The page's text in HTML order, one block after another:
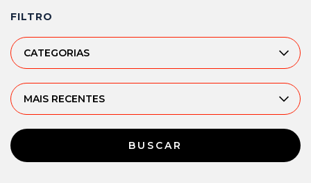
FILTRO
CATEGORIAS
MAIS RECENTES
BUSCAR